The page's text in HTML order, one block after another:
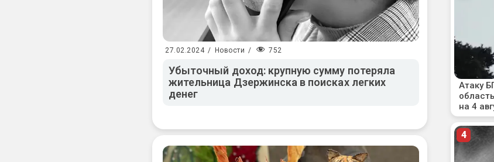
27.02.2024 / Новости / 752
Убыточный доход: крупную сумму потеряла
жительница Дзержинска в поисках легких
денег